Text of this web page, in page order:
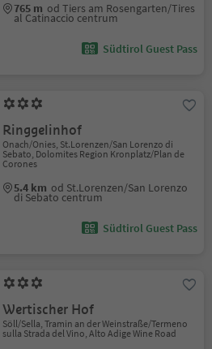
765 m od Tiers am Rosengarten/Tires
al Catinaccio centrum
Südtirol Guest Pass
Ringgelinhof
Onach/Onies, St.Lorenzen/San Lorenzo di
Sebato, Dolomites Region Kronplatz/Plan de
Corones
5.4 km od St.Lorenzen/San Lorenzo
di Sebato centrum
Südtirol Guest Pass
Wertischer Hof
Söll/Sella, Tramin an der Weinstraße/Termeno
sulla Strada del Vino, Alto Adige Wine Road